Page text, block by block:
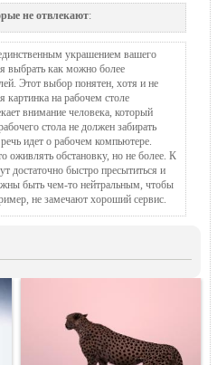
не отвлекают:
украшением вашего
выбрать как можно более
Этот выбор понятен, хотя и не
картинка на рабочем столе
внимание человека, который
стола не должен забирать
идет о рабочем компьютере.
оживлять обстановку, но не более. К
достаточно быстро пресытиться и
быть чем-то нейтральным, чтобы
не замечают хороший сервис.